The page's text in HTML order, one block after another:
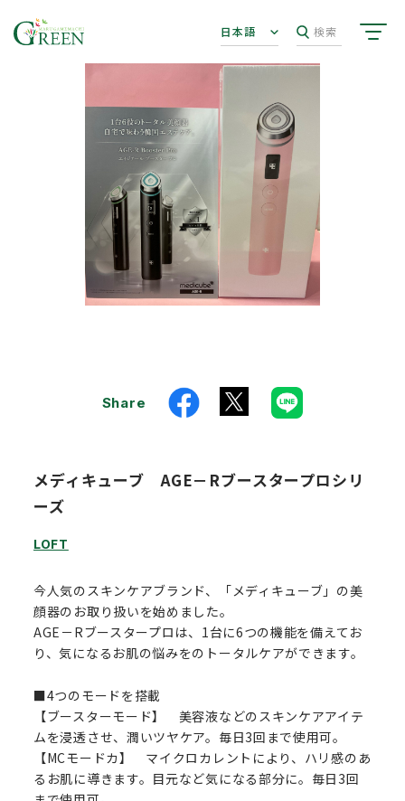
日本語 検索
Share
メディキューブ AGE－Rブースタープロシリ
ーズ
LOFT
今人気のスキンケアブランド、「メディキューブ」の美
顔器のお取り扱いを始めました。
AGE－Rブースタープロは、1台に6つの機能を備えてお
り、気になるお肌の悩みをのトータルケアができます。
■4つのモードを搭載
【ブースターモード】 美容液などのスキンケアアイテ
ムを浸透させ、潤いツヤケア。毎日3回まで使用可。
【MCモードカ】 マイクロカレントにより、ハリ感のあ
るお肌に導きます。目元など気になる部分に。毎日3回